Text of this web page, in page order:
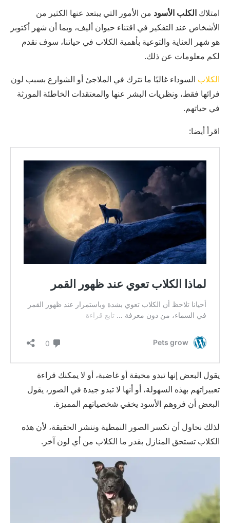
امتلاك الكلب الأسود من الأمور التي يبتعد عنها الكثير من
الأشخاص عند التفكير في اقتناء حيوان أليف، وبما أن شهر أكتوبر
هو شهر العناية والتوعية بأهمية الكلاب في حياتنا، سوف نقدم
لكم معلومات عن ذلك.
الكلاب السوداء غالبًا ما تترك في الملاجئ أو الشوارع بسبب لون
فرائها فقط، ونظريات البشر عنها والمعتقدات الخاطئة المورثة
في حياتهم.
اقرأ أيضا:
يقول البعض إنها تبدو مخيفة أو غاضبة، أو لا يمكنك قراءة
تعبيراتهم بهذه السهولة، أو أنها لا تبدو جيدة في الصور، يقول
البعض أن فروهم الأسود يخفي شخصياتهم المميزة.
لذلك نحاول أن نكسر الصور النمطية وننشر الحقيقة، لأن هذه
الكلاب تستحق المنازل بقدر ما الكلاب من أي لون آخر.